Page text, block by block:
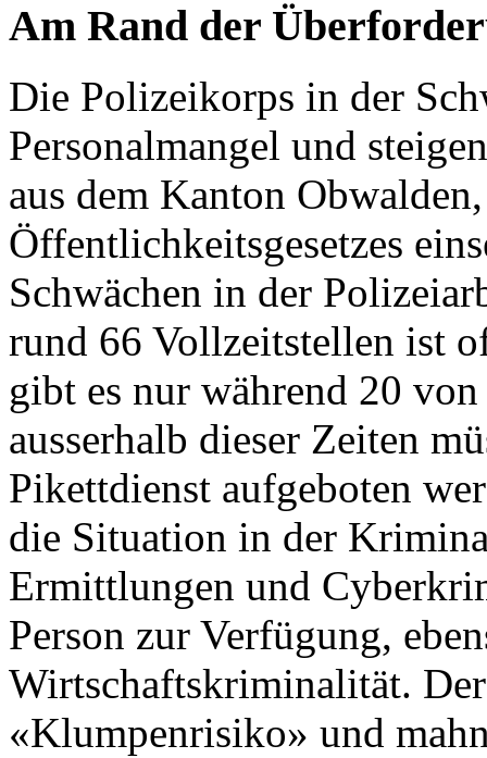
Am Rand der
Die Polizeikorps in der
Personalmangel und
aus dem Kanton
Öffentlichkeitsgesetzes
Schwächen in der
rund 66 Vollzeitstellen ist
gibt es nur während 20
ausserhalb dieser Zeiten
Pikettdienst aufgeboten
die Situation in der
Ermittlungen und
Person zur Verfügung,
Wirtschaftskriminalität.
«Klumpenrisiko» und